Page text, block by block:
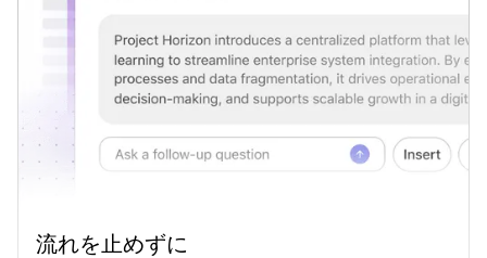
流れを止めずに